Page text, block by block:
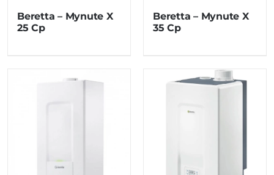
Beretta – Mynute X
25 Cp
Beretta – Mynute X
35 Cp